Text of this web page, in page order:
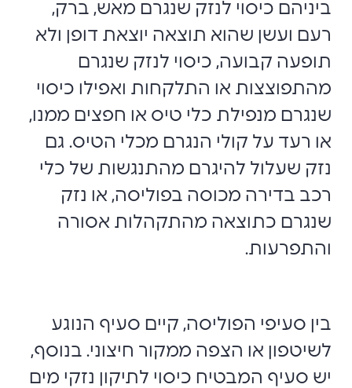
ביניהם כיסוי לנזק שנגרם מאש, ברק,
רעם ועשן שהוא תוצאה יוצאת דופן ולא
תופעה קבועה, כיסוי לנזק שנגרם
מהתפוצצות או התלקחות ואפילו כיסוי
שנגרם מנפילת כלי טיס או חפצים ממנו,
או רעד על קולי הנגרם מכלי הטיס. גם
נזק שעלול להיגרם מהתנגשות של כלי
רכב בדירה מכוסה בפוליסה, או נזק
שנגרם כתוצאה מהתקהלות אסורה
והתפרעות.
בין סעיפי הפוליסה, קיים סעיף הנוגע
לשיטפון או הצפה ממקור חיצוני. בנוסף,
יש סעיף המבטיח כיסוי לתיקון נזקי מים